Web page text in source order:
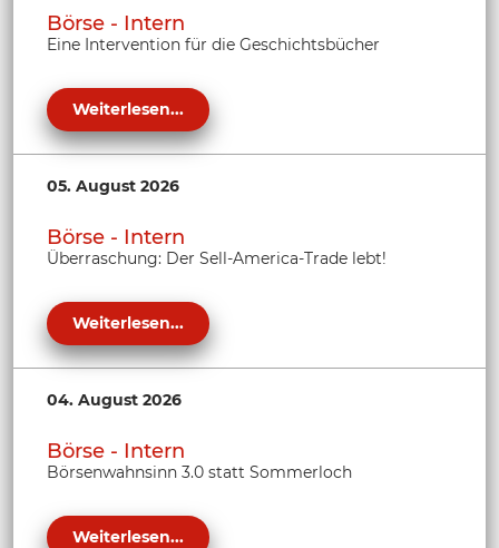
Börse - Intern
Eine Intervention für die Geschichtsbücher
Weiterlesen...
05. August 2026
Börse - Intern
Überraschung: Der Sell-America-Trade lebt!
Weiterlesen...
04. August 2026
Börse - Intern
Börsenwahnsinn 3.0 statt Sommerloch
Weiterlesen...